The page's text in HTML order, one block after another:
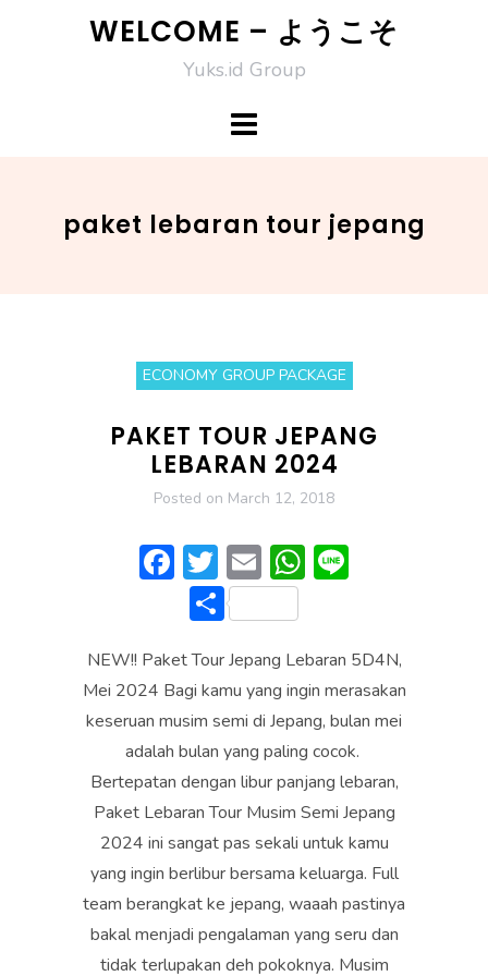
WELCOME – ようこそ
Yuks.id Group
paket lebaran tour jepang
ECONOMY GROUP PACKAGE
PAKET TOUR JEPANG
LEBARAN 2024
Posted on March 12, 2018
F
ac
e
b
o
ok
T
w
itt
er
E
m
ai
l
W
s
A
p
p
S
ar
e
NEW!! Paket Tour Jepang Lebaran 5D4N,
Mei 2024 Bagi kamu yang ingin merasakan
keseruan musim semi di Jepang, bulan mei
adalah bulan yang paling cocok.
Bertepatan dengan libur panjang lebaran,
Paket Lebaran Tour Musim Semi Jepang
2024 ini sangat pas sekali untuk kamu
yang ingin berlibur bersama keluarga. Full
team berangkat ke jepang, waaah pastinya
bakal menjadi pengalaman yang seru dan
tidak terlupakan deh pokoknya. Musim